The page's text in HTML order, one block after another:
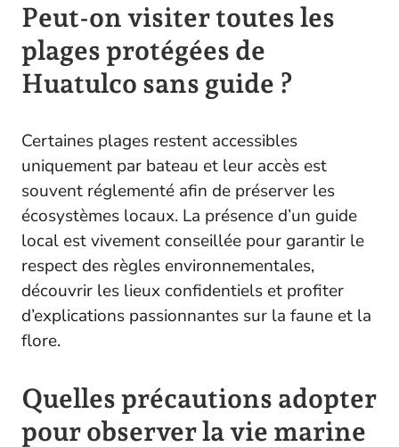
Peut-on visiter toutes les
plages protégées de
Huatulco sans guide ?
Certaines plages restent accessibles
uniquement par bateau et leur accès est
souvent réglementé afin de préserver les
écosystèmes locaux. La présence d’un guide
local est vivement conseillée pour garantir le
respect des règles environnementales,
découvrir les lieux confidentiels et profiter
d’explications passionnantes sur la faune et la
flore.
Quelles précautions adopter
pour observer la vie marine